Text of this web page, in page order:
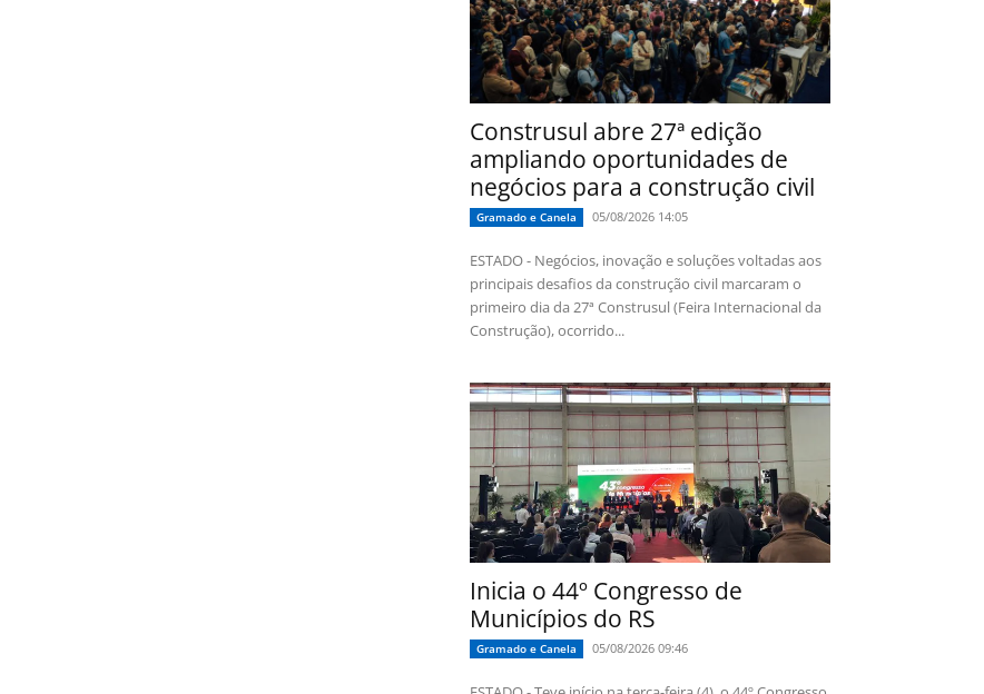
Construsul abre 27ª edição
ampliando oportunidades de
negócios para a construção civil
Gramado e Canela 05/08/2026 14:05
ESTADO - Negócios, inovação e soluções voltadas aos
principais desafios da construção civil marcaram o
primeiro dia da 27ª Construsul (Feira Internacional da
Construção), ocorrido...
Inicia o 44º Congresso de
Municípios do RS
Gramado e Canela 05/08/2026 09:46